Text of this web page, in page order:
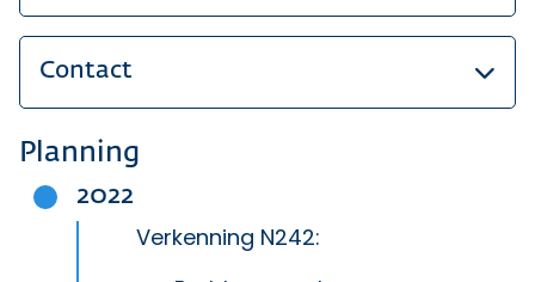
Contact
Planning
2022
Verkenning N242: